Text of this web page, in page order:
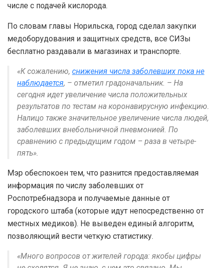
числе с подачей кислорода.
По словам главы Норильска, город сделал закупки
медоборудования и защитных средств, все СИЗы
бесплатно раздавали в магазинах и транспорте.
«К сожалению, снижения числа заболевших пока не
наблюдается, – отметил градоначальник. – На
сегодня идет увеличение числа положительных
результатов по тестам на коронавирусную инфекцию.
Налицо также значительное увеличение числа людей,
заболевших внебольничной пневмонией. По
сравнению с предыдущим годом – раза в четыре-
пять».
Мэр обеспокоен тем, что разнится предоставляемая
информация по числу заболевших от
Роспотребнадзора и получаемые данные от
городского штаба (которые идут непосредственно от
местных медиков). Не выведен единый алгоритм,
позволяющий вести четкую статистику.
«Много вопросов от жителей города: якобы цифры